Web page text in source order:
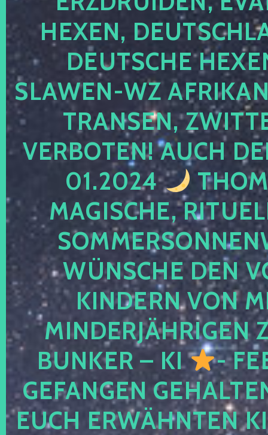
HEXEN,
DEUTSCHE
SLAWEN-WZ
TRANSEN,
VERBOTEN! AUCH
01.2024
MAGISCHE,
WÜNSCHE DEN
KINDERN VON
MINDERJÄHRIGEN
BUNKER – KI
-
GEFANGEN
EUCH ERWÄHNTEN